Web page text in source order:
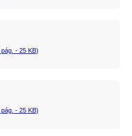
pág. - 25 KB)
pág. - 25 KB)